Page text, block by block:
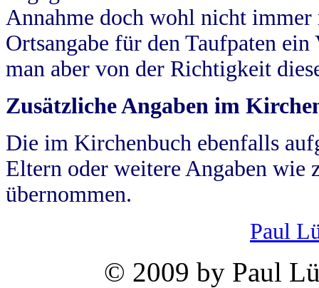
Annahme doch wohl nicht
Ortsangabe für den Taufpaten
man aber von der Richtigkeit
Zusätzliche Angaben im
Die im Kirchenbuch ebenfalls
Eltern oder weitere Angaben wie
übernommen.
Paul
© 2009 by Paul